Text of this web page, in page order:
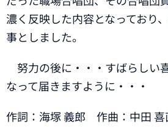
濃く反映した内容となっており
事としました。
努力の後に・・・すばらしい
なって届きますように・・・
作詞：海塚 義郎 作曲：中田 喜